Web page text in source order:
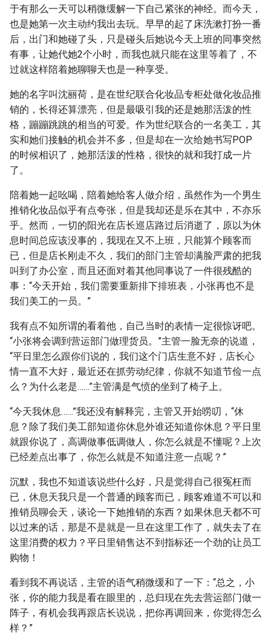
于有那么一天可以稍微缓解一下自己紧张的神经。而今天，
也是她第一次主动约我出去玩。早早的起了床洗漱打扮一番
后，出门和她碰了头，只是碰头后她说今天上班的同事突然
有事，让她代她2个小时，而我也就只能在这里等着了，不
过就这样陪着她聊聊天也是一种享受。
她的名字叫沈丽荷，是在世纪联合化妆品专柜处做化妆品推
销的，长得还算漂亮，但是最吸引我的还是她那活泼的性
格，蹦蹦跳跳的相当的可爱。作为世纪联合的一名美工，其
实和她们接触的机会并不多，但是却在一次给她书写POP
的时候相识了，她那活泼的性格，很快的就和我打成一片
了。
陪着她一起吆喝，陪着她给客人做介绍，虽然作为一个男生
推销化妆品似乎有点夸张，但是我却还是乐在其中，不亦乐
乎。然而，一切的阳光在店长巡店路过后消逝了，原以为休
息时间总应该没事的，我现在又不上班，只能算个顾客而
已，但是店长刚走不久，我们的部门主管却满脸严肃的把我
叫到了办公室，而且还面对着其他同事说了一件很残酷的
事：“今天开始，我们需要重新排下排班表，小张再也不是
我们美工的一员。”
我有点不知所谓的看着他，自己当时的表情一定很惊讶吧。
“小张将会调到营运部门做理货员。”主管一脸无奈的说道，
“平日里怎么跟你们说的，我们这个门店生意不好，店长心
情一直不大好，最近还在抓劳动纪律，你就不知道节俭一点
么？为什么老是……”主管满是气愤的坐到了椅子上。
“今天我休息……”我还没有解释完，主管又开始唠叨，“休
息？除了我们美工部知道你休息外谁还知道你休息？平日里
就跟你说了，高调做事低调做人，你怎么就是不懂呢？上次
已经差点出事了，你怎么就是不知道注意一点呢？”
沉默，我也不知道该说些什么好，只是觉得自己很冤枉而
已，休息天我只是一个普通的顾客而已，顾客难道不可以和
推销员聊会天，谈论一下她推销的东西？如果休息天都不可
以过来的话，那是不是就是一旦在这里工作了，就失去了在
这里消费的权力？平日里销售达不到指标还一个劲的让员工
购物！
看到我不再说话，主管的语气稍微缓和了一下：“总之，小
张，你的能力我是看在眼里的，总归现在先去营运部门做一
阵子，有机会我再跟店长说说，把你再调回来，你觉得怎么
样？”